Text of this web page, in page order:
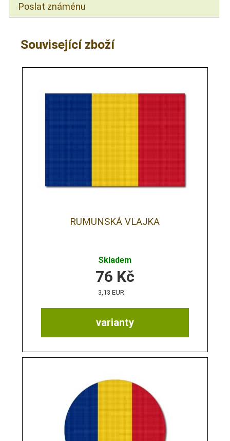
Poslat známénu
Související zboží
RUMUNSKÁ VLAJKA
Skladem
varianty
76 Kč
3,13 EUR